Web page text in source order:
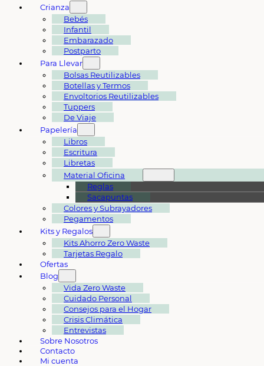
Crianza
Bebés
Infantil
Embarazado
Postparto
Para Llevar
Bolsas Reutilizables
Botellas y Termos
Envoltorios Reutilizables
Tuppers
De Viaje
Papelería
Libros
Escritura
Libretas
Material Oficina
Reglas
Sacapuntas
Colores y Subrayadores
Pegamentos
Kits y Regalos
Kits Ahorro Zero Waste
Tarjetas Regalo
Ofertas
Blog
Vida Zero Waste
Cuidado Personal
Consejos para el Hogar
Crisis Climática
Entrevistas
Sobre Nosotros
Contacto
Mi cuenta